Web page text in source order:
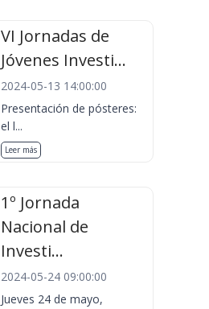
VI Jornadas de
Jóvenes Investi...
2024-05-13 14:00:00
Presentación de pósteres:
el l...
Leer más
1º Jornada
Nacional de
Investi...
2024-05-24 09:00:00
Jueves 24 de mayo,